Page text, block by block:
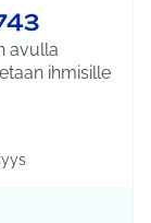
avulla
ihmisille
Hyvinvointi ja